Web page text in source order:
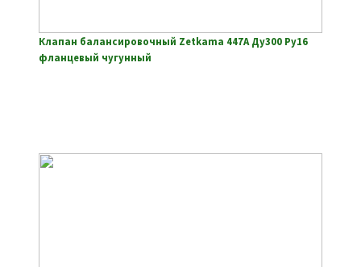
Клапан балансировочный Zetkama 447A Ду300 Ру16
фланцевый чугунный